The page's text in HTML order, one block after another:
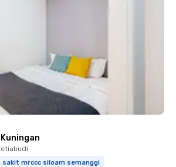
sakit mrccc siloam semanggi